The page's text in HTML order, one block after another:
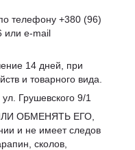
телефону +380 (96)
или e-mail
14 дней, при
и товарного вида.
Грушевского 9/1
ОБМЕНЯТЬ ЕГО,
и не имеет следов
сколов,